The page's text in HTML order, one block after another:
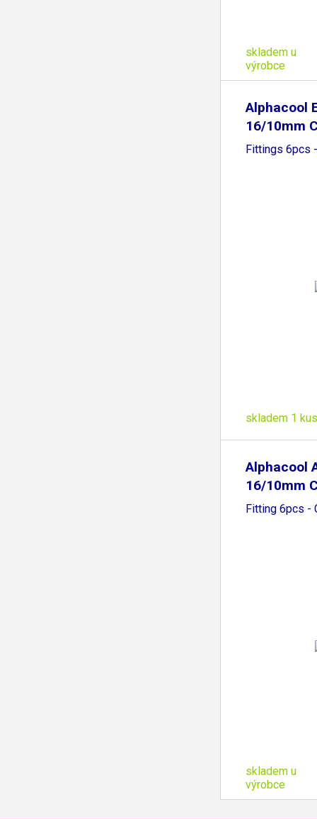
skladem u
výrobce
Alphacool
16/10mm
Fittings 6pcs
skladem 1 kus
Alphacool
16/10mm
Fitting 6pcs -
skladem u
výrobce